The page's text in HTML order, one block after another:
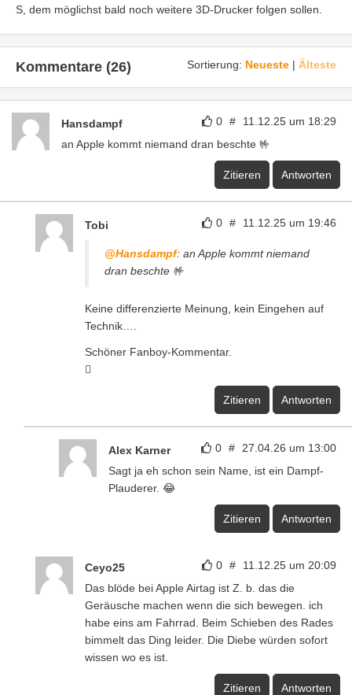
S, dem möglichst bald noch weitere 3D-Drucker folgen sollen.
Sortierung: Neueste | Älteste
Kommentare (26)
0 # 11.12.25 um 18:29
Hansdampf
an Apple kommt niemand dran beschte 🤟
Zitieren Antworten
0 # 11.12.25 um 19:46
Tobi
@Hansdampf: an Apple kommt niemand
dran beschte 🤟
Keine differenzierte Meinung, kein Eingehen auf
Technik….
Schöner Fanboy-Kommentar.
🫩
Zitieren Antworten
0 # 27.04.26 um 13:00
Alex Karner
Sagt ja eh schon sein Name, ist ein Dampf-
Plauderer. 😂
Zitieren Antworten
0 # 11.12.25 um 20:09
Ceyo25
Das blöde bei Apple Airtag ist Z. b. das die
Geräusche machen wenn die sich bewegen. ich
habe eins am Fahrrad. Beim Schieben des Rades
bimmelt das Ding leider. Die Diebe würden sofort
wissen wo es ist.
Zitieren Antworten